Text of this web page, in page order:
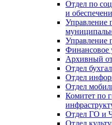
Отдел по
и
Управление
Управление
Финансовое
Архивный
Отдел
Отдел
Отдел
Комитет по
Отдел ГО и
Отдел